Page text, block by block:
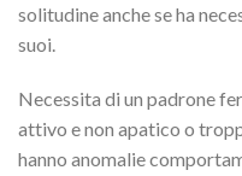
solitudine anche se ha
suoi.
Necessita di un padrone
attivo e non apatico o
hanno anomalie